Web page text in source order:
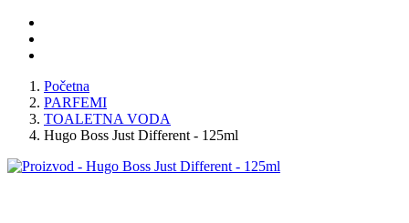
Početna
PARFEMI
TOALETNA VODA
Hugo Boss Just Different - 125ml